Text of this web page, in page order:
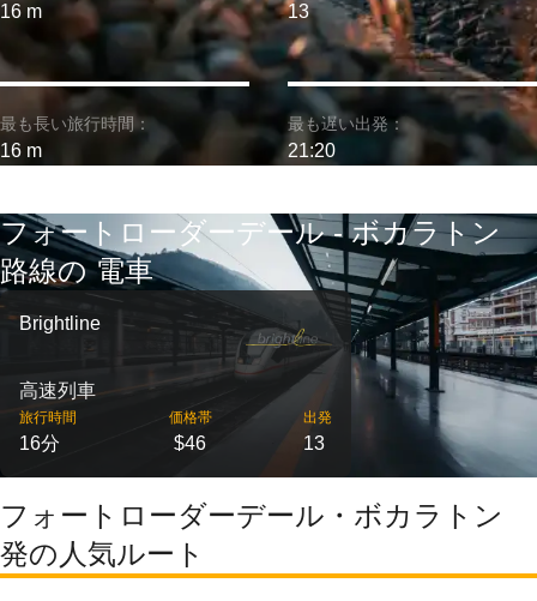
16 m
最も長い旅行時間：
16 m
13
最も遅い出発：
21:20
フォートローダーデール - ボカラトン
路線の 電車
Brightline
高速列車
旅行時間
16分
価格帯
$46
出発
13
フォートローダーデール・ボカラトン
発の人気ルート